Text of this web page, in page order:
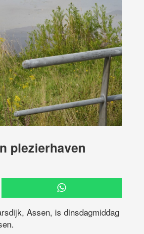
plezierhaven
Assen, is dinsdagmiddag